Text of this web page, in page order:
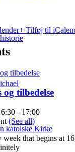
katolske Kirke
+ Tilføj til
og tilbedelse
- 17:00
(See all)
week that begins at